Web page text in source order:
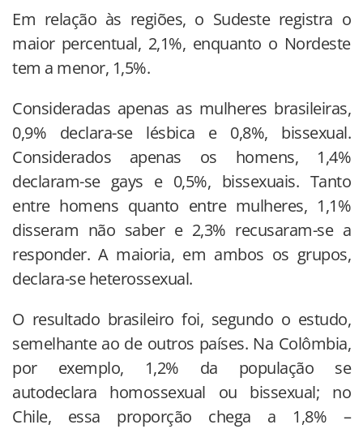
Em relação às regiões, o Sudeste registra o
maior percentual, 2,1%, enquanto o Nordeste
tem a menor, 1,5%.
Consideradas apenas as mulheres brasileiras,
0,9% declara-se lésbica e 0,8%, bissexual.
Considerados apenas os homens, 1,4%
declaram-se gays e 0,5%, bissexuais. Tanto
entre homens quanto entre mulheres, 1,1%
disseram não saber e 2,3% recusaram-se a
responder. A maioria, em ambos os grupos,
declara-se heterossexual.
O resultado brasileiro foi, segundo o estudo,
semelhante ao de outros países. Na Colômbia,
por exemplo, 1,2% da população se
autodeclara homossexual ou bissexual; no
Chile, essa proporção chega a 1,8% –